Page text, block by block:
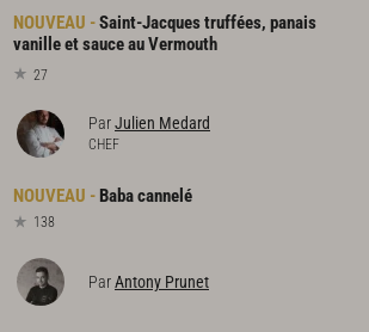
Saint-Jacques truffées, panais
vanille et sauce au Vermouth
27
ParJulien Medard
CHEF
Babacannelé
138
ParAntony Prunet